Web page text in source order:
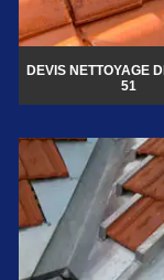
DEVIS NETTOYAGE
51